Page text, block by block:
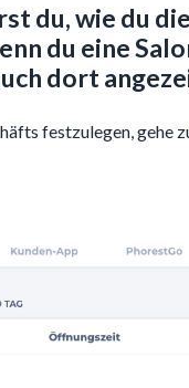
du, wie du
du eine
dort
festzulegen, gehe